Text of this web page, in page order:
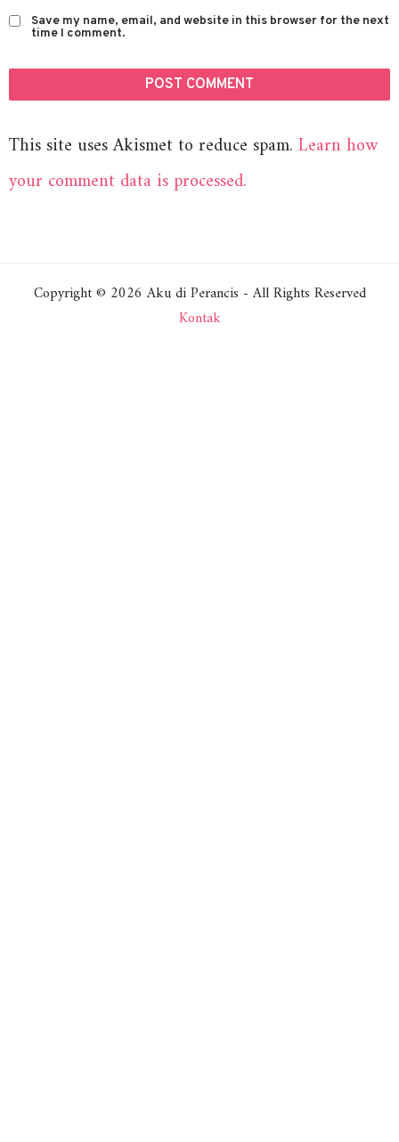
Save my name, email, and website in this browser for the next
time I comment.
This site uses Akismet to reduce spam. Learn how
your comment data is processed.
Copyright © 2026 Aku di Perancis - All Rights Reserved
Kontak